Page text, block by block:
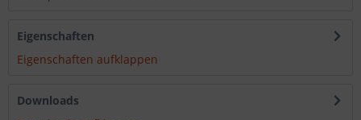
Eigenschaften
Eigenschaften aufklappen
Downloads